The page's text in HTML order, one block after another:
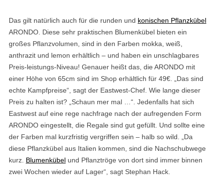
Das gilt natürlich auch für die runden und konischen Pflanzkübel
ARONDO. Diese sehr praktischen Blumenkübel bieten ein
großes Pflanzvolumen, sind in den Farben mokka, weiß,
anthrazit und lemon erhältlich – und haben ein unschlagbares
Preis-leistungs-Niveau! Genauer heißt das, die ARONDO mit
einer Höhe von 65cm sind im Shop erhältlich für 49€. „Das sind
echte Kampfpreise“, sagt der Eastwest-Chef. Wie lange dieser
Preis zu halten ist? „Schaun mer mal …“. Jedenfalls hat sich
Eastwest auf eine rege nachfrage nach der aufregenden Form
ARONDO eingestellt, die Regale sind gut gefüllt. Und sollte eine
der Farben mal kurzfristig vergriffen sein – halb so wild. „Da
diese Pflanzkübel aus Italien kommen, sind die Nachschubwege
kurz. Blumenkübelund Pflanztröge von dort sind immer binnen
zwei Wochen wieder auf Lager“, sagt Stephan Hack.